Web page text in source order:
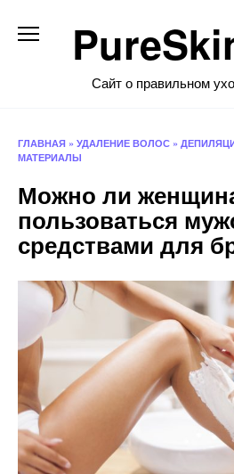
содержанию
Сайт о правильном
ГЛАВНАЯ » УДАЛЕНИЕ ВОЛОС »
МАТЕРИАЛЫ
Можно ли
пользоваться
средствами для